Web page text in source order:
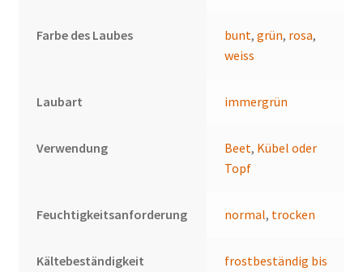
Farbe des Laubes bunt,grün, rosa,
weiss
Laubart immergrün
Verwendung Beet, Kübel oder
Topf
Feuchtigkeitsanforderung normal, trocken
Kältebeständigkeit
frostbeständig bis